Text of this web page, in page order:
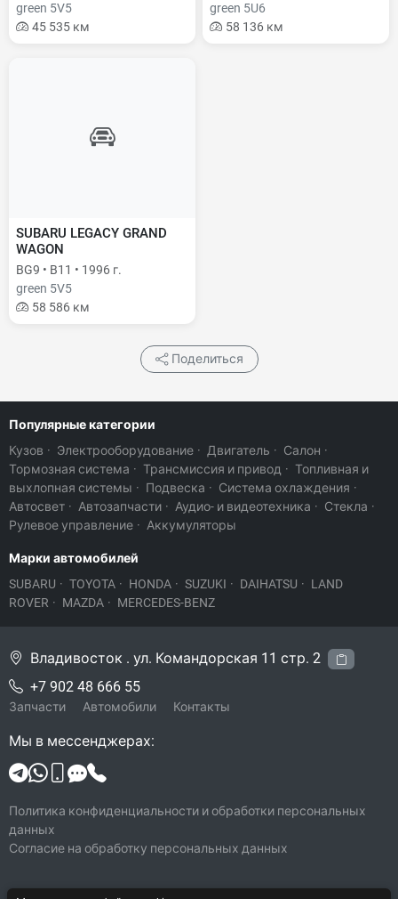
green 5V5
45 535 км
green 5U6
58 136 км
SUBARU LEGACY GRAND
WAGON
BG9 • B11 • 1996 г.
green 5V5
58 586 км
Поделиться
Популярные категории
Кузов · Электрооборудование · Двигатель · Салон ·
Тормозная система · Трансмиссия и привод · Топливная и
выхлопная системы · Подвеска · Система охлаждения ·
Автосвет · Автозапчасти · Аудио- и видеотехника · Стекла ·
Рулевое управление · Аккумуляторы
Марки автомобилей
SUBARU · TOYOTA · HONDA · SUZUKI · DAIHATSU · LAND
ROVER · MAZDA · MERCEDES-BENZ
Владивосток . ул. Командорская 11 стр. 2
+7 902 48 666 55
Запчасти Автомобили Контакты
Мы в мессенджерах:
Политика конфиденциальности и обработки персональных
данных
Согласие на обработку персональных данных